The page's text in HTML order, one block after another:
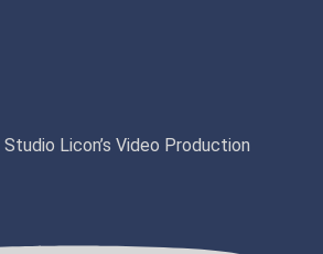
Licon’s Video Production